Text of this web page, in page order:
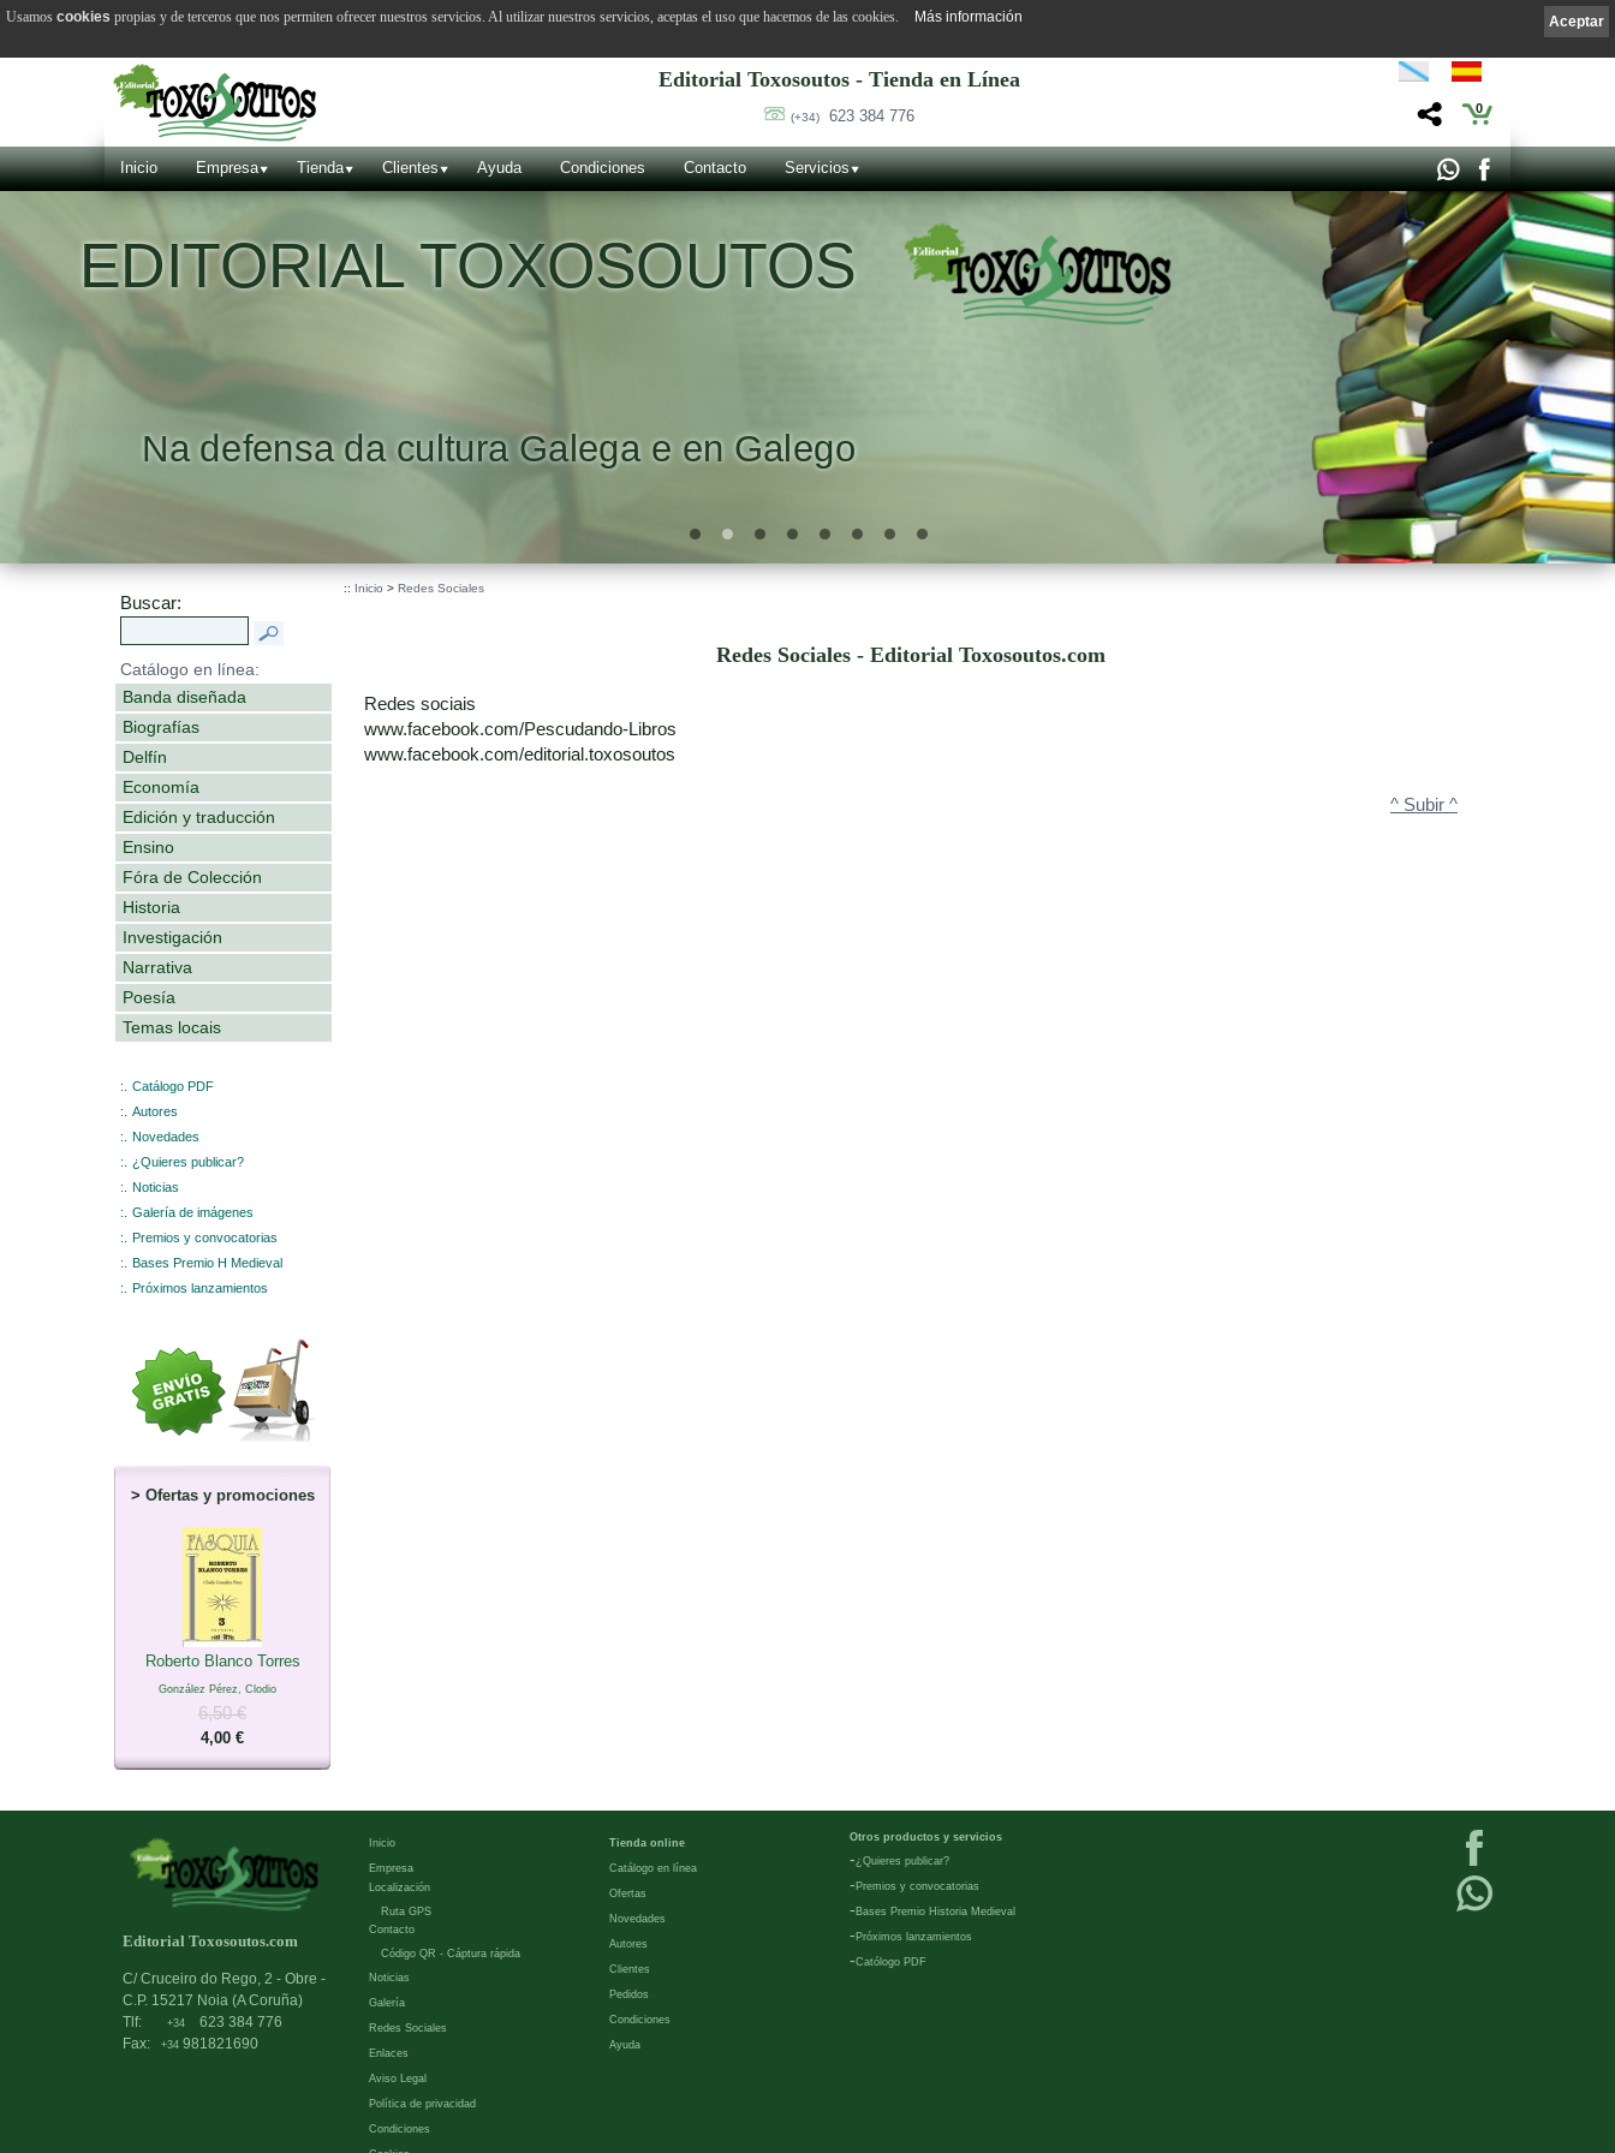
Editorial Toxosoutos - Tienda en Línea
(+34) 623 384 776 0
Inicio Empresa Tienda Clientes Ayuda Condiciones Contacto Servicios
EDITORIAL TOXOSOUTOS
Na defensa da cultura Galega e en Galego
Buscar:
Catálogo en línea:
Banda diseñada
Biografías
Delfín
Economía
Edición y traducción
Ensino
Fóra de Colección
Historia
Investigación
Narrativa
Poesía
Temas locais
:.
Catálogo PDF
:.
Autores
:.
Novedades
:.
¿Quieres publicar?
:.
Noticias
:.
Galería de imágenes
:.
Premios y convocatorias
:.
Bases Premio H Medieval
:.
Próximos lanzamientos
> Ofertas y promociones
Roberto Blanco Torres
González Pérez, Clodio
6,50 €
4,00 €
:: Inicio > Redes Sociales
Redes Sociales - Editorial Toxosoutos.com
Redes sociais
www.facebook.com/Pescudando-Libros
www.facebook.com/editorial.toxosoutos
^ Subir ^
Editorial Toxosoutos.com
C/ Cruceiro do Rego, 2 - Obre -
C.P. 15217 Noia (A Coruña)
Tlf:
+34
623 384 776
Fax:
+34 981821690
Inicio
Empresa
Localización
Ruta GPS
Contacto
Código QR - Cáptura rápida
Noticias
Galería
Redes Sociales
Enlaces
Aviso Legal
Política de privacidad
Condiciones
Tienda online
Catálogo en línea
Ofertas
Novedades
Autores
Clientes
Pedidos
Condiciones
Ayuda
Otros productos y servicios
-¿Quieres publicar?
- Premios y convocatorias
- Bases Premio Historia Medieval
- Próximos lanzamientos
-Católogo PDF
Aceptar
Usamos cookies propias y de terceros que nos permiten ofrecer nuestros servicios. Al utilizar nuestros servicios, aceptas el uso que hacemos de las cookies. Más información